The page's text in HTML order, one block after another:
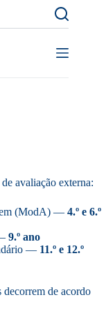
avaliação externa:
(ModA) — 4.º e 6.º
9.º ano
— 11.º e 12.º
decorrem de acordo